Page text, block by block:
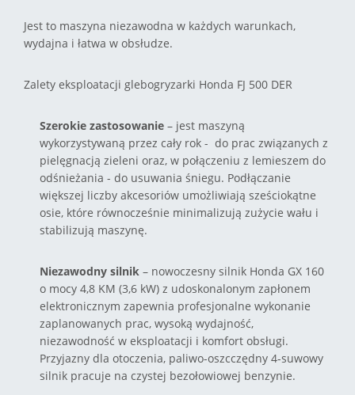
Jest to maszyna niezawodna w każdych warunkach,
wydajna i łatwa w obsłudze.
Zalety eksploatacji glebogryzarki Honda FJ 500 DER
Szerokie zastosowanie – jest maszyną
wykorzystywaną przez cały rok - do prac związanych z
pielęgnacją zieleni oraz, w połączeniu z lemieszem do
odśnieżania - do usuwania śniegu. Podłączanie
większej liczby akcesoriów umożliwiają sześciokątne
osie, które równocześnie minimalizują zużycie wału i
stabilizują maszynę.
Niezawodny silnik – nowoczesny silnik Honda GX 160
o mocy 4,8 KM (3,6 kW) z udoskonalonym zapłonem
elektronicznym zapewnia profesjonalne wykonanie
zaplanowanych prac, wysoką wydajność,
niezawodność w eksploatacji i komfort obsługi.
Przyjazny dla otoczenia, paliwo-oszcczędny 4-suwowy
silnik pracuje na czystej bezołowiowej benzynie.